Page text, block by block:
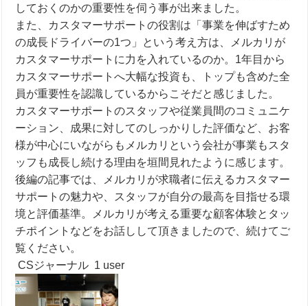
しておくのかの重要性を伺う事が出来ました。
また、カスタマーサポートの役割は「事業を伸ばすため
の成長ドライバーの1つ」という考え方は、メルカリが
カスタマーサポートに力を入れているのか。1年目から
カスタマーサポートへ大幅な投資も、トップも含めた全
員が重要性を認識しているからこそだと感じました。
カスタマーサポートのスタッフや従業員間のコミュニケ
ーション、成果に対してのしっかりした評価など、お客
様が中心にいながらもメルカリという会社が事業もスタ
ッフも成長し続ける理由を垣間見れたように感じます。
後編の記事では、メルカリが求職者に伝えるカスタマー
サポートの魅力や、スタッフが自分の最高を目指せる環
境と評価基準。メルカリが考える重要な顧客体験とタッ
チポイントなどをお話しして頂きましたので、続けてご
覧ください。
CSジャーナル 1 user